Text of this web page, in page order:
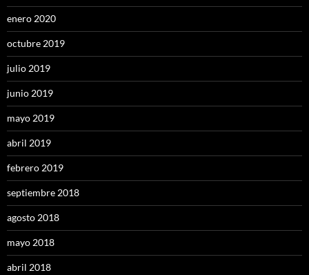
enero 2020
octubre 2019
julio 2019
junio 2019
mayo 2019
abril 2019
febrero 2019
septiembre 2018
agosto 2018
mayo 2018
abril 2018